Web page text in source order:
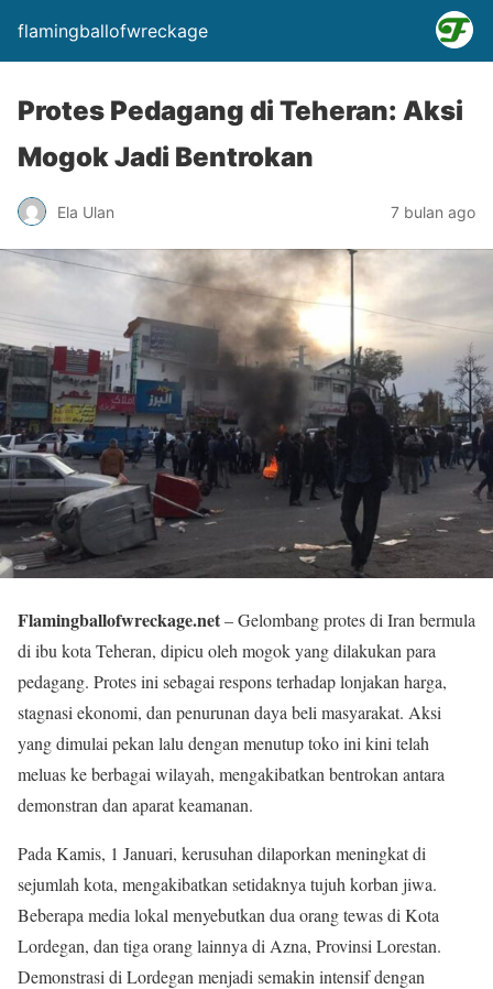
flamingballofwreckage
Protes Pedagang di Teheran: Aksi
Mogok Jadi Bentrokan
Ela Ulan 7 bulan ago
Flamingballofwreckage.net– Gelombang protes di Iran bermula
di ibu kota Teheran, dipicu oleh mogok yang dilakukan para
pedagang. Protes ini sebagai respons terhadap lonjakan harga,
stagnasi ekonomi, dan penurunan daya beli masyarakat. Aksi
yang dimulai pekan lalu dengan menutup toko ini kini telah
meluas ke berbagai wilayah, mengakibatkan bentrokan antara
demonstran dan aparat keamanan.
Pada Kamis, 1 Januari, kerusuhan dilaporkan meningkat di
sejumlah kota, mengakibatkan setidaknya tujuh korban jiwa.
Beberapa media lokal menyebutkan dua orang tewas di Kota
Lordegan, dan tiga orang lainnya di Azna, Provinsi Lorestan.
Demonstrasi di Lordegan menjadi semakin intensif dengan